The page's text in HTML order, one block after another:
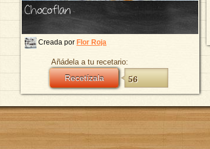
Chocoflan
Creada por Flor Roja
Añádela a tu recetario:
Recetízala 56